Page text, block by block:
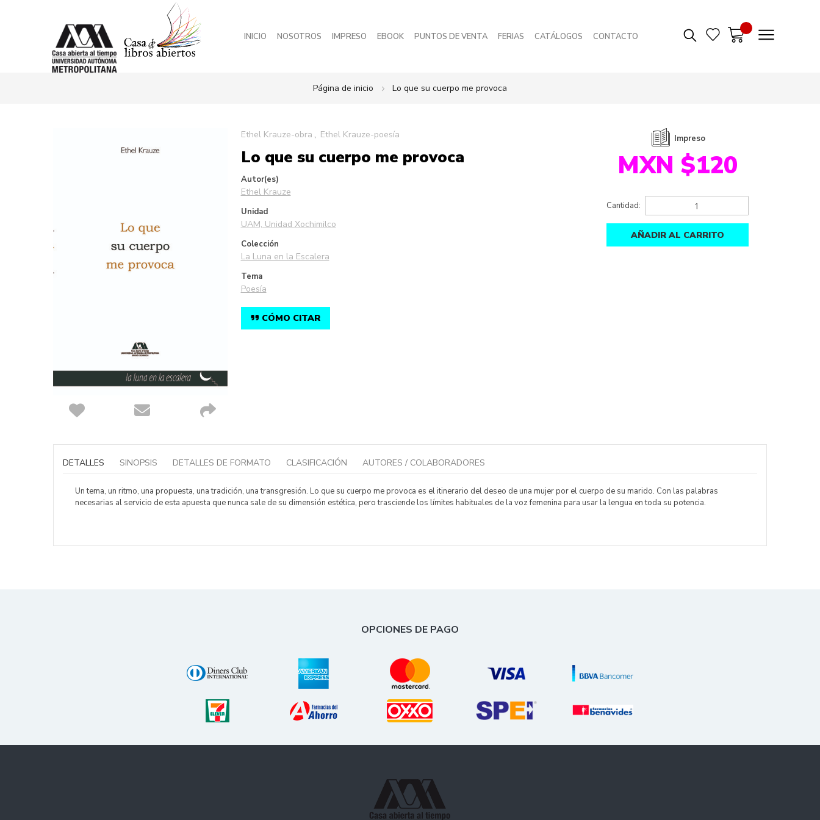
INICIO NOSOTROS IMPRESO EBOOK PUNTOS DE VENTA FERIAS CATÁLOGOS CONTACTO
Página de inicio Lo que su cuerpo me provoca
al
galería
Ethel Krauze-obra Ethel Krauze-poesía
Lo que su cuerpo me provoca
Autor(es)
Ethel Krauze
Unidad
UAM, Unidad Xochimilco
Colección
La Luna en la Escalera
Tema
Poesía
CÓMO CITAR
Impreso
MXN $120
Cantidad:
AÑADIR AL CARRITO
DETALLES
Un tema, un ritmo, una propuesta, una tradición, una transgresión. Lo que su cuerpo me provoca es el itinerario del deseo de una mujer por el cuerpo de su marido. Con las palabras
necesarias al servicio de esta apuesta que nunca sale de su dimensión estética, pero trasciende los límites habituales de la voz femenina para usar la lengua en toda su potencia.
SINOPSIS DETALLES DE FORMATO CLASIFICACIÓN AUTORES / COLABORADORES
OPCIONES DE PAGO